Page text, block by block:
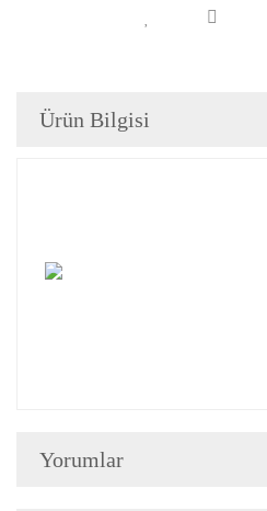
Ürün Bilgisi
Yorumlar